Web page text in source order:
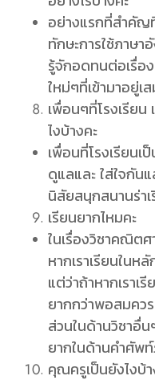
อย่างแรกที่สำคั
ทักษะการใช้ภาษา
รู้จักอดทนต่อเรื่อ
ใหม่ๆที่เข้ามาอยู่เ
เพื่อนๆที่โรงเรียน
ไงบ้างคะ
เพื่อนที่โรงเรียนเ
ดูแลและ ใส่ใจกัน
นิสัยสนุกสนานร่า
เรียนยากไหมคะ
ในเรื่องวิชาคณิต
หากเราเรียนในห
แต่ว่าถ้าหากเราเ
ยากกว่าพอสมควร
ส่วนในด้านวิชาอื่น
ยากในด้านคำศัพ
คุณครูเป็นยังไงบ้า